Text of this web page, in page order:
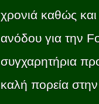
χρονιά καθώς
ανόδου για την
συγχαρητήρια
καλή πορεία